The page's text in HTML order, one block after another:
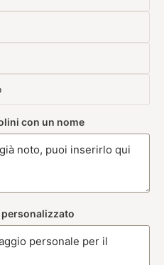
con un nome